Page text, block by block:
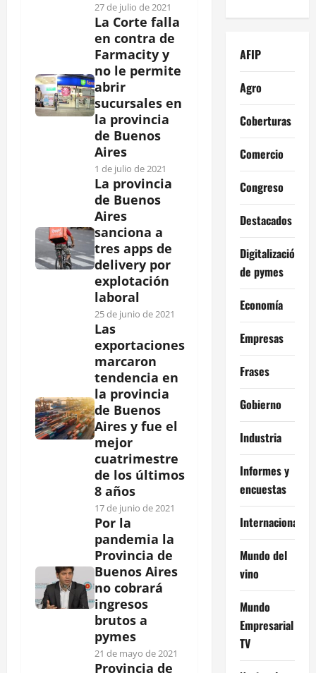
27 de julio de 2021
La Corte falla
en contra de
Farmacity y
no le permite
abrir
sucursales en
la provincia
de Buenos
Aires
1 de julio de 2021
La provincia
de Buenos
Aires
sanciona a
tres apps de
delivery por
explotación
laboral
25 de junio de 2021
Las
exportaciones
marcaron
tendencia en
la provincia
de Buenos
Aires y fue el
mejor
cuatrimestre
de los últimos
8 años
17 de junio de 2021
Por la
pandemia la
Provincia de
Buenos Aires
no cobrará
ingresos
brutos a
pymes
21 de mayo de 2021
Provincia de
AFIP
Agro
Coberturas
Comercio
Congreso
Destacados
Digitalización
de pymes
Economía
Empresas
Frases
Gobierno
Industria
Informes y
encuestas
Internacional
Mundo del
vino
Mundo
Empresarial
TV